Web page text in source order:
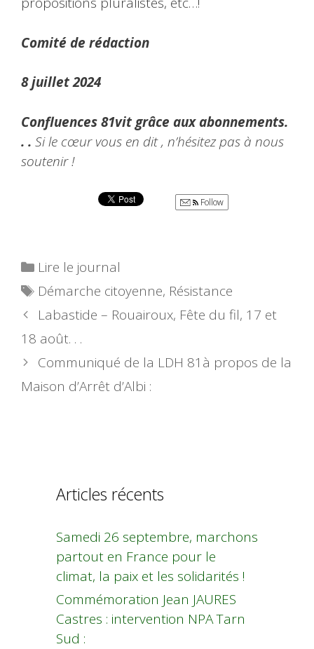
Comité de rédaction
8 juillet 2024
Confluences 81vit grâce aux abonnements.
. . Si le cœur vous en dit , n’hésitez pas à nous
soutenir !
Follow
Catégories
Lire le journal
Étiquettes
Démarche citoyenne, Résistance
Labastide – Rouairoux, Fête du fil, 17 et
18 août. . .
Communiqué de la LDH 81à propos de la
Maison d’Arrêt d’Albi :
Articles récents
Samedi 26 septembre, marchons
partout en France pour le
climat, la paix et les solidarités !
Commémoration Jean JAURES
Castres : intervention NPA Tarn
Sud :